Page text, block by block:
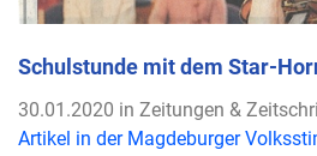
Schulstunde mit dem Star-
30.01.2020 in Zeitungen &
Artikel in der Magdeburger